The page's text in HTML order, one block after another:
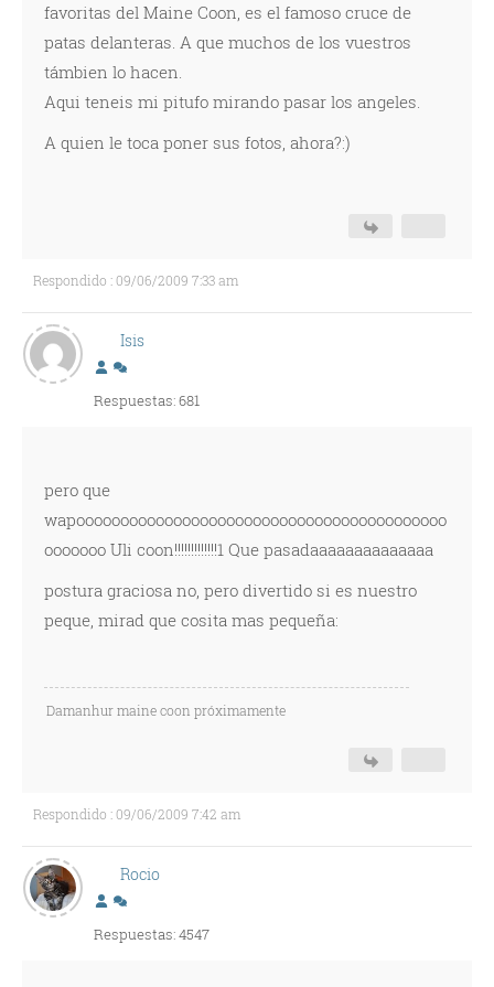
favoritas del Maine Coon, es el famoso cruce de
patas delanteras. A que muchos de los vuestros
támbien lo hacen.
Aqui teneis mi pitufo mirando pasar los angeles.
A quien le toca poner sus fotos, ahora?:)
Respondido : 09/06/2009 7:33 am
Isis
Respuestas: 681
pero que
wapoooooooooooooooooooooooooooooooooooooooooo
ooooooo Uli coon!!!!!!!!!!!!!1 Que pasadaaaaaaaaaaaaaa
postura graciosa no, pero divertido si es nuestro
peque, mirad que cosita mas pequeña:
Damanhur maine coon próximamente
Respondido : 09/06/2009 7:42 am
Rocio
Respuestas: 4547